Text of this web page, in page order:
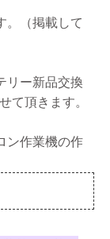
。（掲載して
リー新品交換
て頂きます。
ン作業機の作